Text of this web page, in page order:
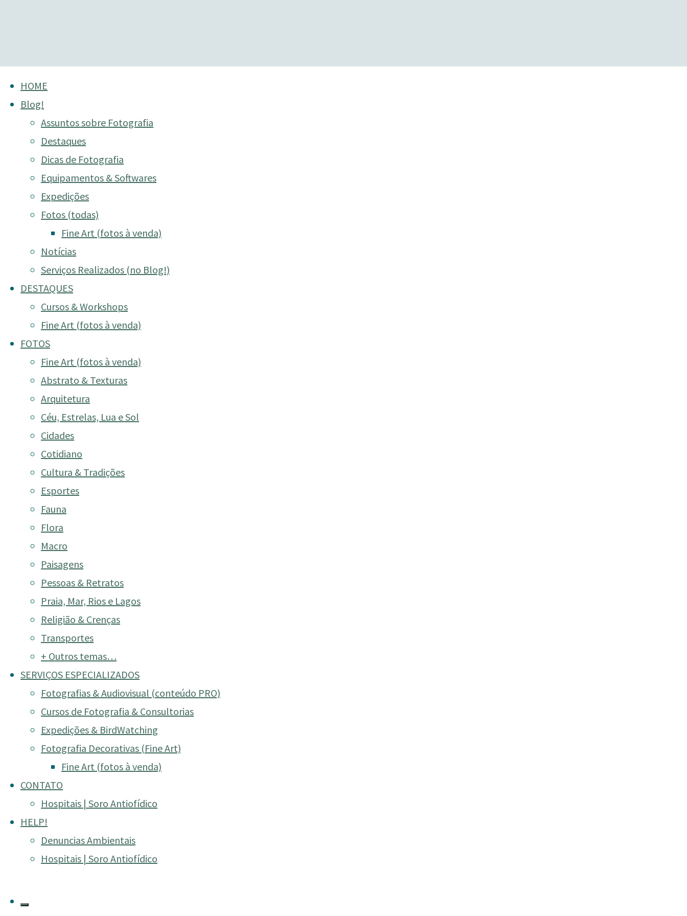
content
HOME
Blog!
Assuntos sobre Fotografia
Destaques
Dicas de Fotografia
Equipamentos & Softwares
Expedições
Fotos (todas)
Fine Art (fotos à venda)
Notícias
Serviços Realizados (no Blog!)
DESTAQUES
Cursos & Workshops
Fine Art (fotos à venda)
FOTOS
Fine Art (fotos à venda)
Abstrato & Texturas
Arquitetura
Céu, Estrelas, Lua e Sol
Cidades
Cotidiano
Cultura & Tradições
Esportes
Fauna
Flora
Macro
Paisagens
Pessoas & Retratos
Praia, Mar, Rios e Lagos
Religião & Crenças
Transportes
+ Outros temas…
SERVIÇOS ESPECIALIZADOS
Fotografias & Audiovisual (conteúdo PRO)
Cursos de Fotografia & Consultorias
Expedições & BirdWatching
Fotografia Decorativas (Fine Art)
Fine Art (fotos à venda)
CONTATO
Hospitais | Soro Antiofídico
HELP!
Denuncias Ambientais
Hospitais | Soro Antiofídico
[ENCERRADO] Workshop de FEVEREIRO de 2025.
Assuntos sobre Fotografia/BLOG/Expedições/Notícias/Serviços Realizados
O primeiro WORKSHOP DE FOTOGRAFIA DE NATUREZA – ECOFOTO de 2025 que aconteceu em fevereiro foi mais um sucesso, formado por um grupo
super animado e dedicado essa edição ficou…
Leia mais"
[ENCERRADO]
Workshop
de
de
2025."
[ENCERRADO] Workshop de dezembro de 2024